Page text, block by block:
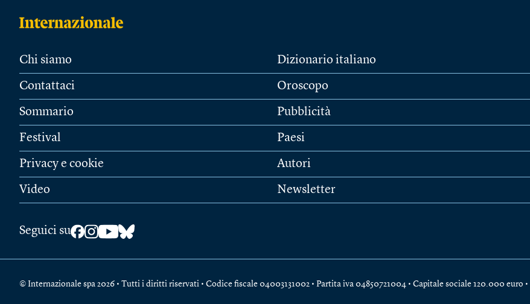
Chi siamo
Contattaci
Sommario
Festival
Privacy e cookie
Video
Dizionario italiano
Oroscopo
Pubblicità
Paesi
Autori
Newsletter
Seguici su
© Internazionale spa 2026 • Tutti i diritti riservati • Codice fiscale 04003131002 • Partita iva 04850721004 • Capitale sociale 120.000 euro •